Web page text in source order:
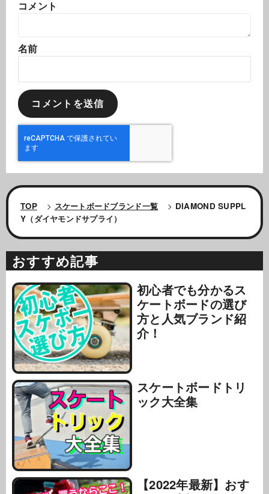
コメント
名前
TOP > スケートボードブランド一覧 > DIAMOND SUPPL
Y（ダイヤモンドサプライ）
おすすめ記事
初心者でも分かるス
ケートボードの選び
方と人気ブランド紹
介！
スケートボードトリ
ック大全集
【2022年最新】おす